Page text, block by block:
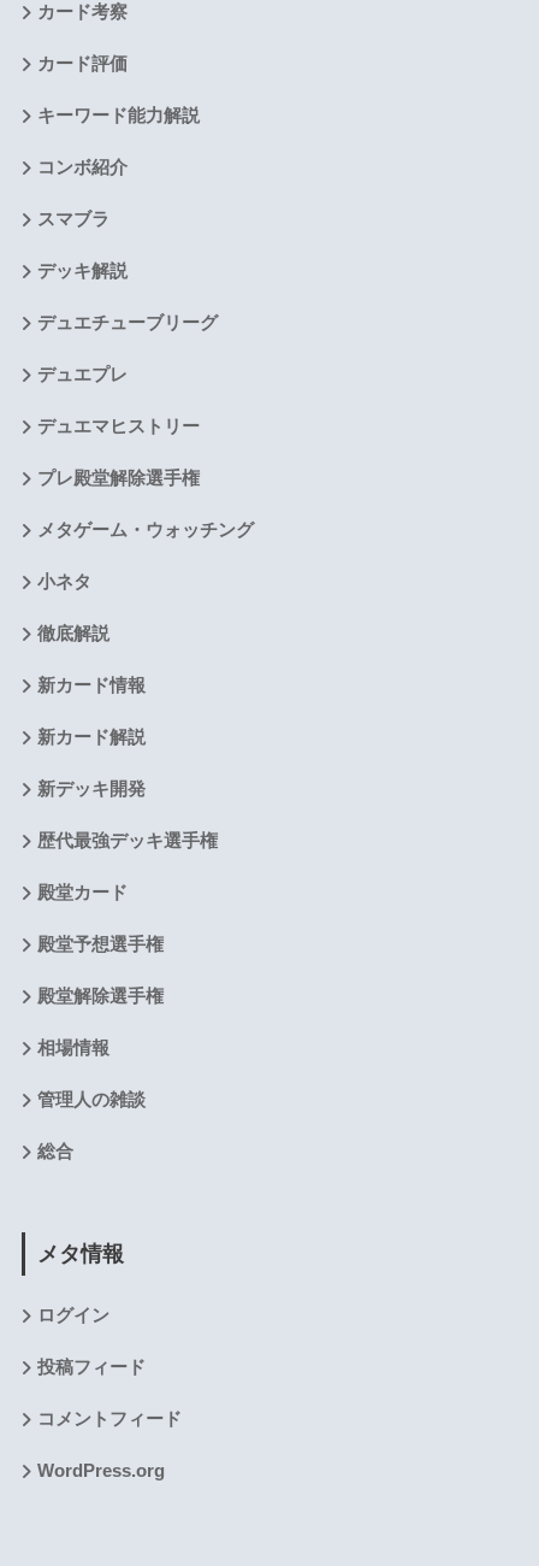
カード考察
カード評価
キーワード能力解説
コンボ紹介
スマブラ
デッキ解説
デュエチューブリーグ
デュエプレ
デュエマヒストリー
プレ殿堂解除選手権
メタゲーム・ウォッチング
小ネタ
徹底解説
新カード情報
新カード解説
新デッキ開発
歴代最強デッキ選手権
殿堂カード
殿堂予想選手権
殿堂解除選手権
相場情報
管理人の雑談
総合
メタ情報
ログイン
投稿フィード
コメントフィード
WordPress.org